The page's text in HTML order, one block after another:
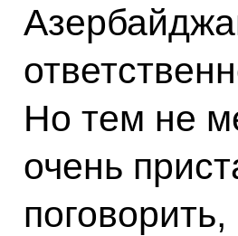
Но тем не
очень